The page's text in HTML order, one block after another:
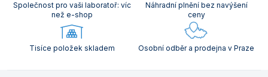
Společnost pro vaši laboratoř: víc
než e-shop
Náhradní plnění bez navýšení
ceny
Tisíce položek skladem Osobní odběr a prodejna v Praze